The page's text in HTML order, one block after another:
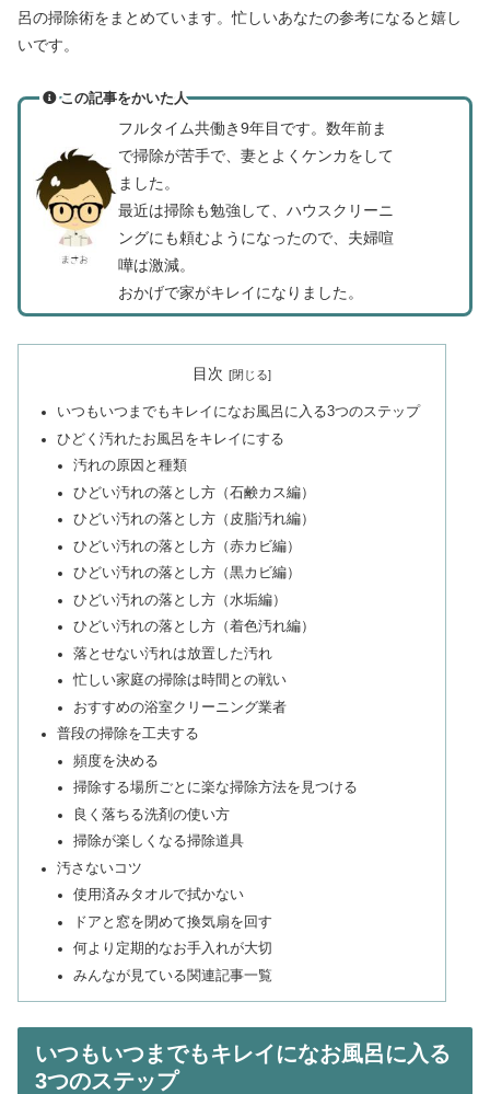
呂の掃除術をまとめています。忙しいあなたの参考になると嬉し
いです。
この記事をかいた人
フルタイム共働き9年目です。数年前ま
で掃除が苦手で、妻とよくケンカをして
ました。
最近は掃除も勉強して、ハウスクリーニ
ングにも頼むようになったので、夫婦喧
嘩は激減。
おかげで家がキレイになりました。
目次
いつもいつまでもキレイになお風呂に入る3つのステップ
ひどく汚れたお風呂をキレイにする
汚れの原因と種類
ひどい汚れの落とし方（石鹸カス編）
ひどい汚れの落とし方（皮脂汚れ編）
ひどい汚れの落とし方（赤カビ編）
ひどい汚れの落とし方（黒カビ編）
ひどい汚れの落とし方（水垢編）
ひどい汚れの落とし方（着色汚れ編）
落とせない汚れは放置した汚れ
忙しい家庭の掃除は時間との戦い
おすすめの浴室クリーニング業者
普段の掃除を工夫する
頻度を決める
掃除する場所ごとに楽な掃除方法を見つける
良く落ちる洗剤の使い方
掃除が楽しくなる掃除道具
汚さないコツ
使用済みタオルで拭かない
ドアと窓を閉めて換気扇を回す
何より定期的なお手入れが大切
みんなが見ている関連記事一覧
いつもいつまでもキレイになお風呂に入る
3つのステップ